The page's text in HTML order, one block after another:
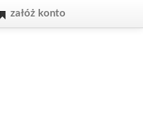
załóż konto